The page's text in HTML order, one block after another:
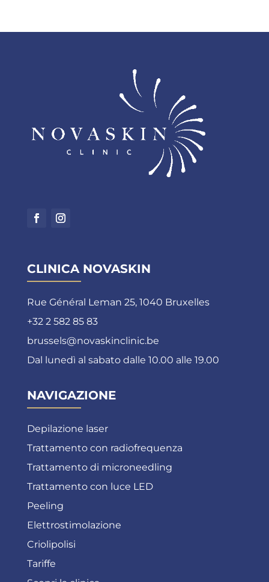
CLINICA NOVASKIN
Rue Général Leman 25, 1040 Bruxelles
+32 2 582 85 83
brussels@novaskinclinic.be
Dal lunedì al sabato dalle 10.00 alle 19.00
NAVIGAZIONE
Depilazione laser
Trattamento con radiofrequenza
Trattamento di microneedling
Trattamento con luce LED
Peeling
Elettrostimolazione
Criolipolisi
Tariffe